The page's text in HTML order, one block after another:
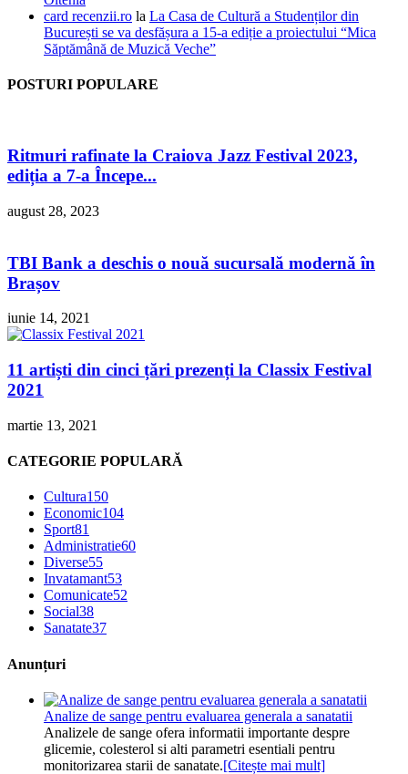
card recenzii.ro la La Casa de Cultură a Studenților din
București se va desfășura a 15-a ediție a proiectului “Mica
Săptămână de Muzică Veche”
POSTURI POPULARE
Ritmuri rafinate la Craiova Jazz Festival 2023,
ediția a 7-a Începe...
august 28, 2023
TBI Bank a deschis o nouă sucursală modernă în
Brașov
iunie 14, 2021
11 artiști din cinci țări prezenți la Classix Festival
2021
martie 13, 2021
CATEGORIE POPULARĂ
Cultura150
Economic104
Sport81
Administratie60
Diverse55
Invatamant53
Comunicate52
Social38
Sanatate37
Anunțuri
Analize de sange pentru evaluarea generala a sanatatii
Analizele de sange ofera informatii importante despre
glicemie, colesterol si alti parametri esentiali pentru
monitorizarea starii de sanatate.[Citește mai mult]